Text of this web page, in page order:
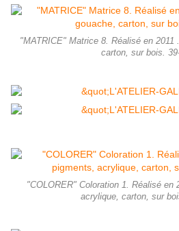
"MATRICE" Matrice 8. Réalisé en
carton, sur bois.
"COLORER" Coloration 1. Réalisé en
acrylique, carton, sur